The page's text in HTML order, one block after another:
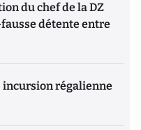
du chef de la DZ
détente entre
incursion régalienne